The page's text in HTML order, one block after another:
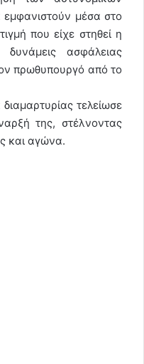
μέσα στο
που είχε στηθεί η
ασφάλειας
πρωθυπουργό από το
τελείωσε
της, στέλνοντας
και αγώνα.